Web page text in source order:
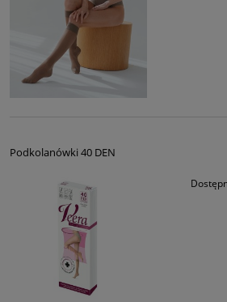
Podkolanówki 40 DEN